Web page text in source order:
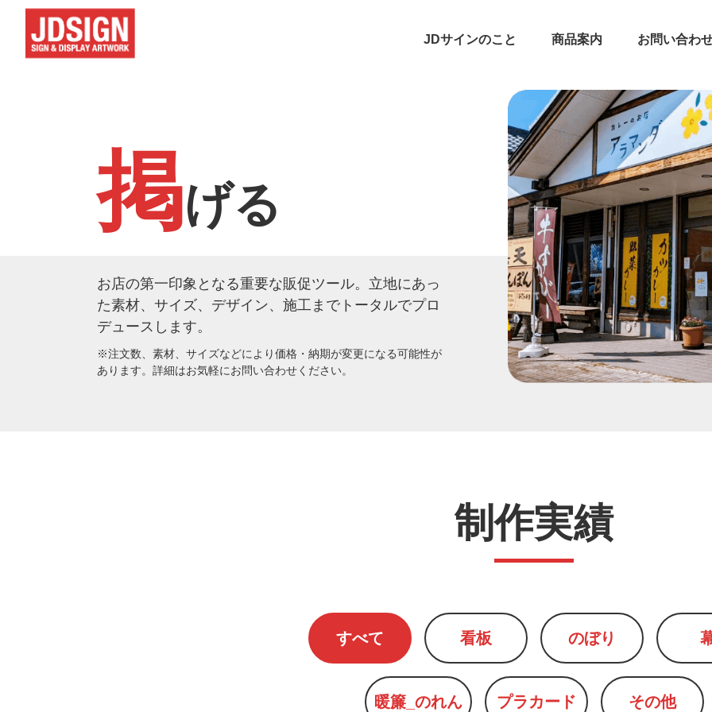
JDサインのこと 商品案内 お問い合わ
掲げる
お店の第一印象となる重要な販促ツール。立地にあっ
た素材、サイズ、デザイン、施工までトータルでプロ
デュースします。
※注文数、素材、サイズなどにより価格・納期が変更になる可能性が
あります。詳細はお気軽にお問い合わせください。
制作実績
すべて 看板 のぼり
暖簾_のれん プラカード その他